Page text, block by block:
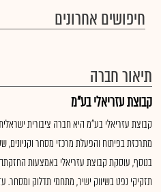
חיפושים אחרונים
תיאור חברה
קבוצת עזריאלי בע"מ
קבוצת עזריאלי בע"מ היא חברה ציבורית
מתרכזת בפיתוח והפעלת מרכזי מסחר וקניונים,
בנוסף, עוסקת קבוצת עזריאלי באמצעות
תזקיקי נפט בשיווק ישיר, מתחמי תדלוק ומסחר.